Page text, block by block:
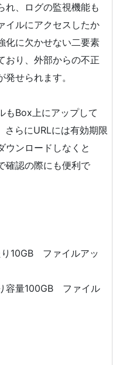
れ、ログの監視機能も
イルにアクセスしたか
化に欠かせない二要素
おり、外部からの不正
せられます。
もBox上にアップして
さらにURLには有効期限
ウンロードしなくと
確認の際にも便利で
10GB ファイルアッ
容量100GB ファイル